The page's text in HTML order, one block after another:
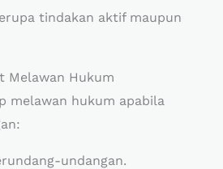
tindakan aktif maupun
Melawan Hukum
melawan hukum apabila
undangan.